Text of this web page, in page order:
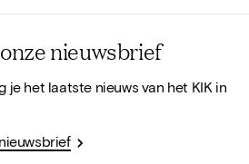
nieuwsbrief
je het laatste nieuws van het KIK in